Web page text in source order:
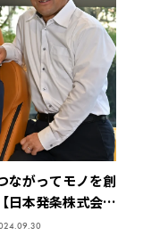
ながってモノを創
日本発条株式会社